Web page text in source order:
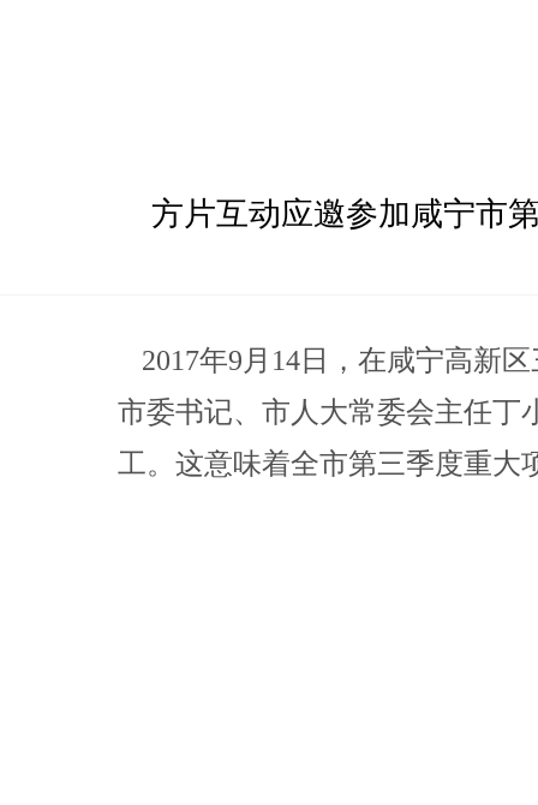
方片互动应邀参加咸宁市
2017年9月14日，在咸宁高新
市委书记、市人大常委会主任丁
工。这意味着全市第三季度重大